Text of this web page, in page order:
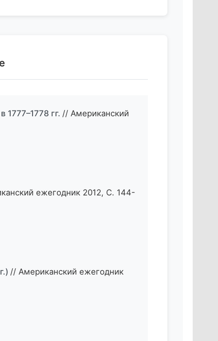
гг. // Американский
ежегодник 2012, С. 144-
// Американский ежегодник